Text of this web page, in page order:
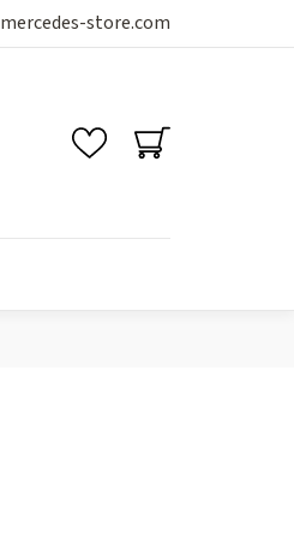
mercedes-store.com
SHOPPING
CART